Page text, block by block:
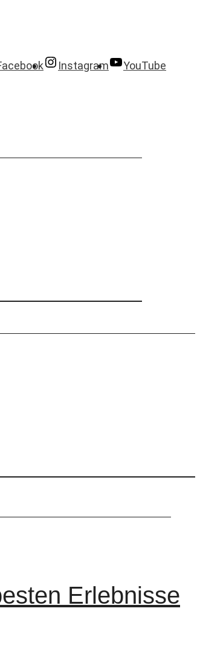
Instagram YouTube
Erlebnisse